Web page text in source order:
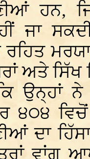
ਹਨ,
ਜਾ
ਰਹਿਤ
ਅਤੇ
ਉਨ੍ਹਾਂ ਨੇ
੪੦੪
ਦਾ
ਵਾਂਗ